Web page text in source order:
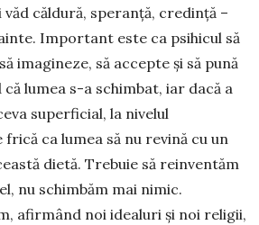
căldură, spe­ranță, credință –
Impor­tant este ca psihicul să
ima­gineze, să accepte și să pună
lumea s-a schimbat, iar dacă a
superficial, la nivelul
ca lumea să nu revină cu un
dietă. Trebuie să rein­ventăm
nu schimbăm mai nimic.
afirmând noi idea­luri și noi religii,